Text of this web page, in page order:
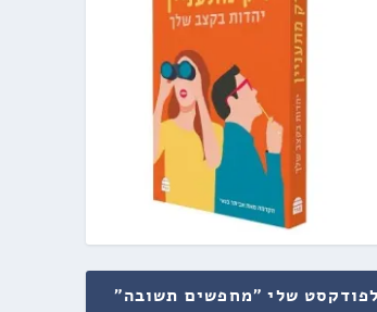
לפודקסט שלי "מחפשים תשובה"